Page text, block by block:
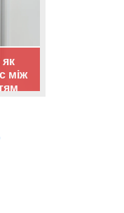
як
між